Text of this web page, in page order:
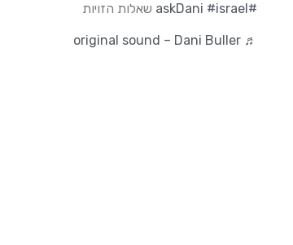
#askDani
#israel שאלות הזויות
♬ original sound – Dani Buller